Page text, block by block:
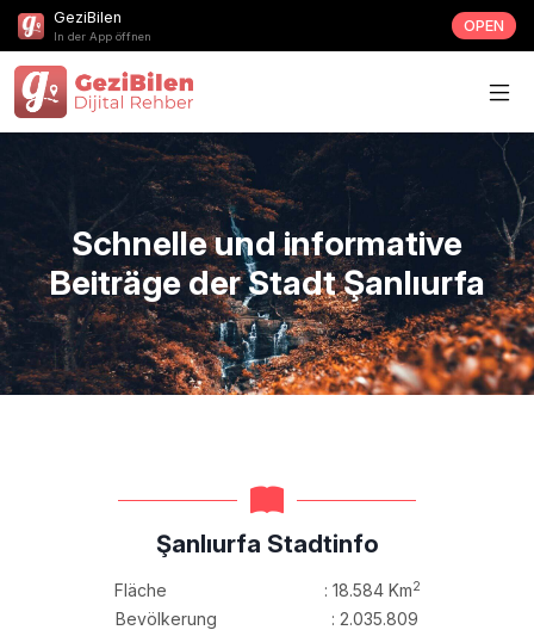
GeziBilen
In der App öffnen
OPEN
Schnelle und informative
Beiträge der Stadt Şanlıurfa
Şanlıurfa Stadtinfo
Fläche : 18.584 Km2
Bevölkerung : 2.035.809